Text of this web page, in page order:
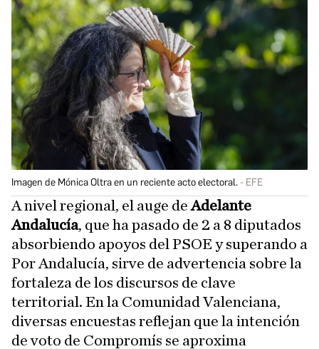
Imagen de Mónica Oltra en un reciente acto electoral. EFE
A nivel regional, el auge deAdelante
Andalucía, que ha pasado de 2 a 8 diputados
absorbiendo apoyos del PSOE y superando a
Por Andalucía, sirve de advertencia sobre la
fortaleza de los discursos de clave
territorial. En la Comunidad Valenciana,
diversas encuestas reflejan que la intención
de voto de Compromís se aproxima